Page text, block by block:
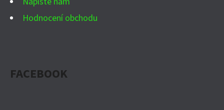
Hodnocení obchodu
FACEBOOK